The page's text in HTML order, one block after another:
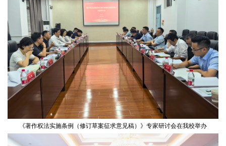
《著作权法实施条例（修订草案征求意见稿）》专家研讨会在我校举办